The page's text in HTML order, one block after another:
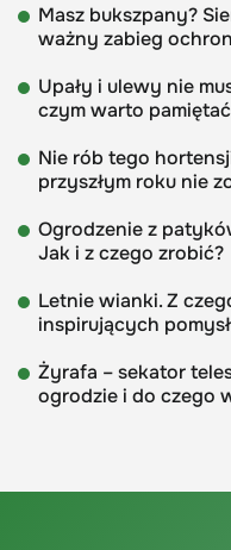
Masz bukszpany?
ważny zabieg
Upały i ulewy nie
czym warto
Nie rób tego
przyszłym roku nie
Ogrodzenie z
Jak i z czego zrobić?
Letnie wianki. Z
inspirujących
Żyrafa – sekator
ogrodzie i do czego